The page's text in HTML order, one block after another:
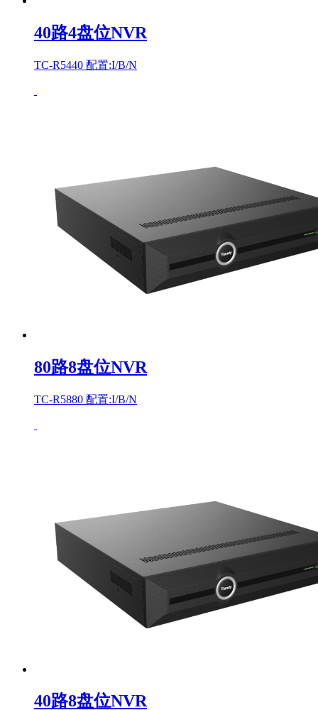
40路4盘位NVR
TC-R5440 配置:I/B/N
80路8盘位NVR
TC-R5880 配置:I/B/N
40路8盘位NVR